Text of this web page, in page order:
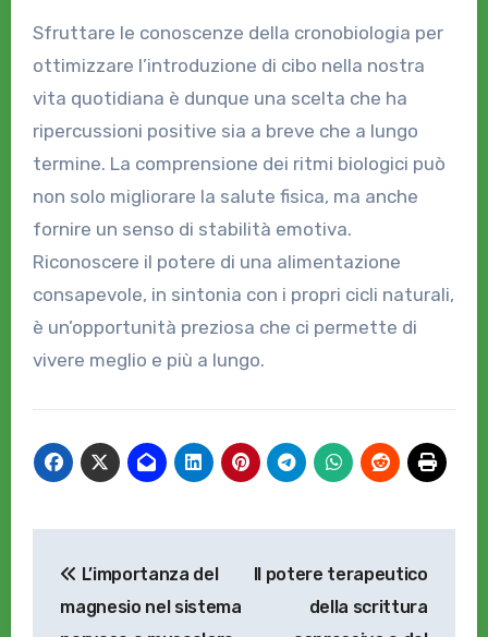
Sfruttare le conoscenze della cronobiologia per
ottimizzare l’introduzione di cibo nella nostra
vita quotidiana è dunque una scelta che ha
ripercussioni positive sia a breve che a lungo
termine. La comprensione dei ritmi biologici può
non solo migliorare la salute fisica, ma anche
fornire un senso di stabilità emotiva.
Riconoscere il potere di una alimentazione
consapevole, in sintonia con i propri cicli naturali,
è un’opportunità preziosa che ci permette di
vivere meglio e più a lungo.
articoli
L’importanza del
magnesio nel sistema
Il potere terapeutico
della scrittura